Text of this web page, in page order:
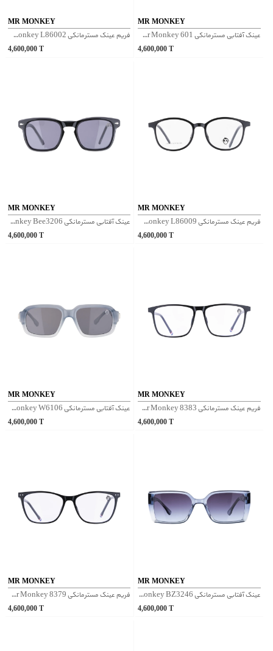
MR MONKEY
فریم عینک مسترمانکی Mr Monkey L86002 - قهوه‌ای
4,600,000T
MR MONKEY
عینک آفتابی مسترمانکی Mr Monkey 601 - قهوه‌ای روشن
4,600,000 T
MR MONKEY
عینک آفتابی مسترمانکی Mr Monkey Bee3206 - مشکی
4,600,000T
MR MONKEY
فریم عینک مسترمانکی Mr Monkey L86009 - مشکی
4,600,000 T
MR MONKEY
عینک آفتابی مسترمانکی Mr Monkey W6106 - آبی
4,600,000T
MR MONKEY
فریم عینک مسترمانکی Mr Monkey 8383 - مشکی
4,600,000 T
MR MONKEY
فریم عینک مسترمانکی Mr Monkey 8379 - مشکی براق
4,600,000T
MR MONKEY
عینک آفتابی مسترمانکی Mr Monkey BZ3246 - آبی
4,600,000 T